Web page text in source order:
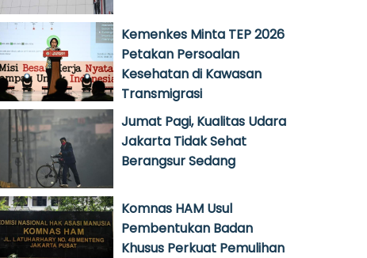
Kemenkes Minta TEP 2026
Petakan Persoalan
Kesehatan di Kawasan
Transmigrasi
Jumat Pagi, Kualitas Udara
Jakarta Tidak Sehat
Berangsur Sedang
Komnas HAM Usul
Pembentukan Badan
Khusus Perkuat Pemulihan